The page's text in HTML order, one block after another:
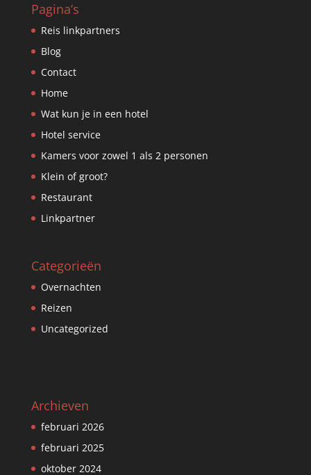
Pagina’s
Reis linkpartners
Blog
Contact
Home
Wat kun je in een hotel
Hotel service
Kamers voor zowel 1 als 2 personen
Klein of groot?
Restaurant
Linkpartner
Categorieën
Overnachten
Reizen
Uncategorized
Archieven
februari 2026
februari 2025
oktober 2024